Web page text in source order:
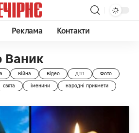
Реклама Контакти
Ваник
Війна Відео ДТП Фото
свята іменини народні прикмети